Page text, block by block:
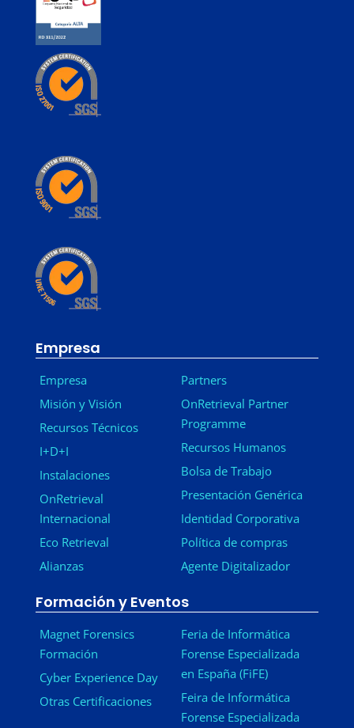
Empresa
Empresa
Misión y Visión
Recursos Técnicos
I+D+I
Instalaciones
OnRetrieval
Internacional
Eco Retrieval
Alianzas
Partners
OnRetrieval Partner
Programme
Recursos Humanos
Bolsa de Trabajo
Presentación Genérica
Identidad Corporativa
Política de compras
Agente Digitalizador
Formación y Eventos
Magnet Forensics
Formación
Cyber Experience Day
Otras Certificaciones
Feria de Informática
Forense Especializada
en España (FiFE)
Feira de Informática
Forense Especializada